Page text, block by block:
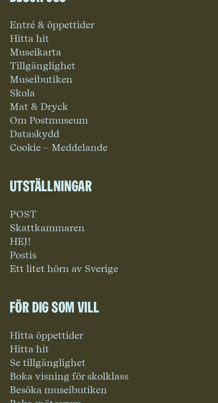
Entré & öppettider
Hitta hit
Museikarta
Tillgänglighet
Museibutiken
Skola
Mat & Dryck
Om Postmuseum
Dataskydd
Cookie – Meddelande
Utställningar
POST
Skattkammaren
HEJ!
Postis
Ett litet hörn av Sverige
För dig som vill
Hitta öppettider
Hitta hit
Se tillgänglighet
Boka visning för skolklass
Besöka museibutiken